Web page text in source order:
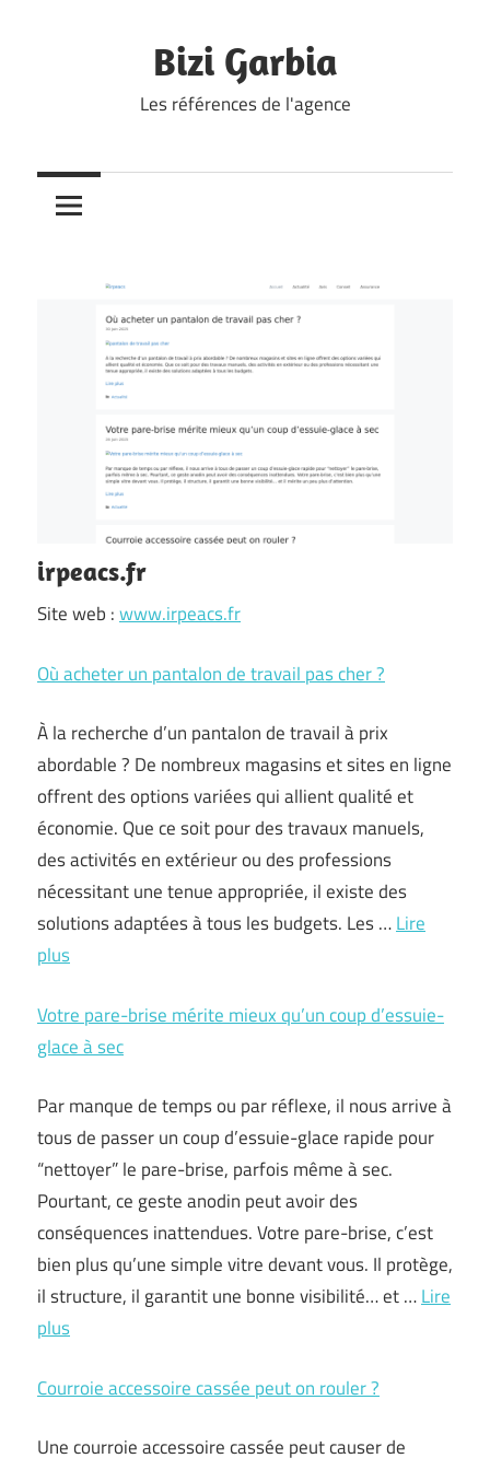
Bizi Garbia
Les références de l'agence
irpeacs.fr
Site web :www.irpeacs.fr
Où acheter un pantalon de travail pas cher ?
À la recherche d’un pantalon de travail à prix
abordable ? De nombreux magasins et sites en ligne
offrent des options variées qui allient qualité et
économie. Que ce soit pour des travaux manuels,
des activités en extérieur ou des professions
nécessitant une tenue appropriée, il existe des
solutions adaptées à tous les budgets. Les …Lire
plus
Votre pare-brise mérite mieux qu’un coup d’essuie-
glace à sec
Par manque de temps ou par réflexe, il nous arrive à
tous de passer un coup d’essuie-glace rapide pour
“nettoyer” le pare-brise, parfois même à sec.
Pourtant, ce geste anodin peut avoir des
conséquences inattendues. Votre pare-brise, c’est
bien plus qu’une simple vitre devant vous. Il protège,
il structure, il garantit une bonne visibilité… et …Lire
plus
Courroie accessoire cassée peut on rouler ?
Une courroie accessoire cassée peut causer de